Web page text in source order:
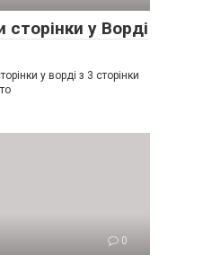
у Ворді
у ворді з 3 сторінки
0